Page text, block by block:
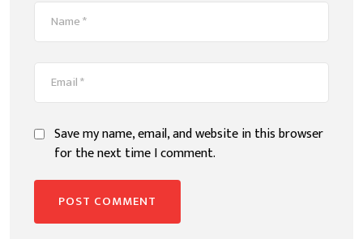
Save my name, email, and website in this browser
for the next time I comment.